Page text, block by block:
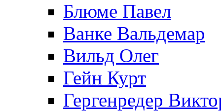
Блюме Павел
Ванке Вальдемар
Вильд Олег
Гейн Курт
Гергенредер